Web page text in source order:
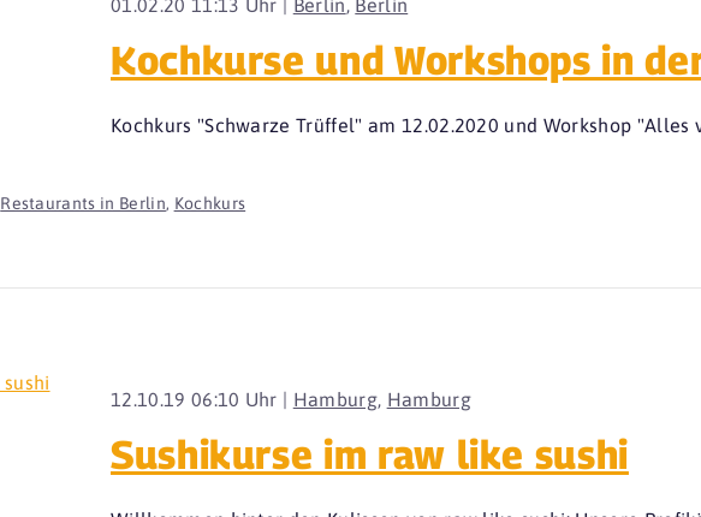
01.02.20 11:13 Uhr | Berlin, Berlin
Kochkurse und Workshops in
Kochkurs "Schwarze Trüffel" am 12.02.2020 und Workshop "Alles
Restaurants in Berlin, Kochkurs
12.10.19 06:10 Uhr | Hamburg, Hamburg
Sushikurse im raw like sushi